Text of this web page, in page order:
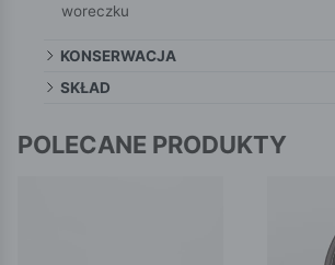
woreczku
KONSERWACJA
SKŁAD
POLECANE PRODUKTY